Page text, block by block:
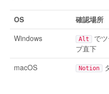
OS
確認場所
Windows
Alt で
ブ直下
macOS
Notion